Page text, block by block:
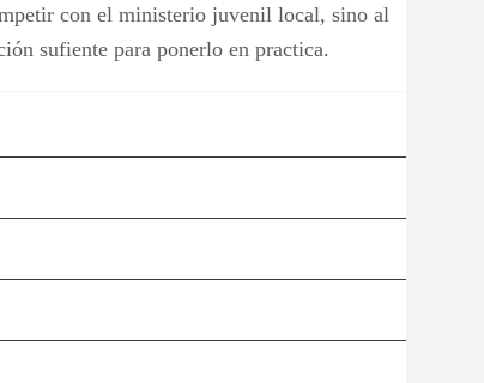
con el ministerio juvenil local, sino al
sufiente para ponerlo en practica.